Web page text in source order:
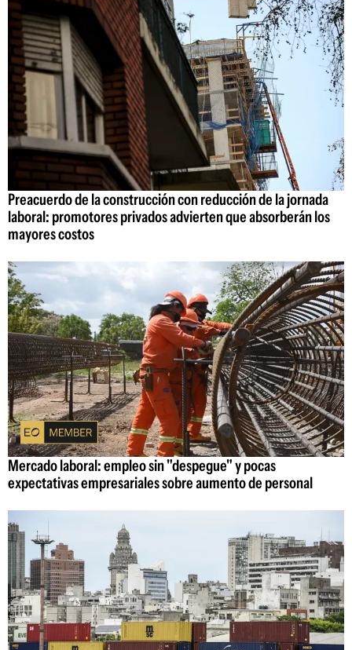
Preacuerdo de la construcción con reducción de la jornada
laboral: promotores privados advierten que absorberán los
mayores costos
Mercado laboral: empleo sin "despegue" y pocas
expectativas empresariales sobre aumento de personal